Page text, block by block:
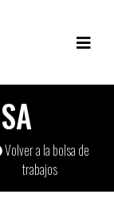
Volver a la bolsa de
trabajos